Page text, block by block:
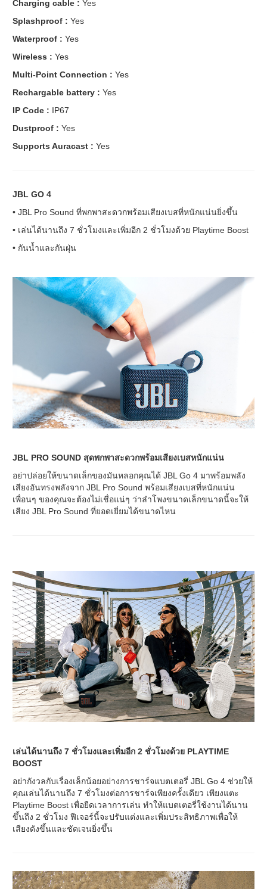
Charging cable : Yes
Splashproof : Yes
Waterproof : Yes
Wireless : Yes
Multi-Point Connection : Yes
Rechargable battery : Yes
IP Code : IP67
Dustproof : Yes
Supports Auracast : Yes
JBL GO 4
• JBL Pro Sound ที่พกพาสะดวกพร้อมเสียงเบสที่หนักแน่นยิ่งขึ้น
• เล่นได้นานถึง 7 ชั่วโมงและเพิ่มอีก 2 ชั่วโมงด้วย Playtime Boost
• กันน้ำและกันฝุ่น
JBL PRO SOUND สุดพกพาสะดวกพร้อมเสียงเบสหนักแน่น
อย่าปล่อยให้ขนาดเล็กของมันหลอกคุณได้ JBL Go 4 มาพร้อมพลัง
เสียงอันทรงพลังจาก JBL Pro Sound พร้อมเสียงเบสที่หนักแน่น
เพื่อนๆ ของคุณจะต้องไม่เชื่อแน่ๆ ว่าลำโพงขนาดเล็กขนาดนี้จะให้
เสียง JBL Pro Sound ที่ยอดเยี่ยมได้ขนาดไหน
เล่นได้นานถึง 7 ชั่วโมงและเพิ่มอีก 2 ชั่วโมงด้วย PLAYTIME
BOOST
อย่ากังวลกับเรื่องเล็กน้อยอย่างการชาร์จแบตเตอรี่ JBL Go 4 ช่วยให้
คุณเล่นได้นานถึง 7 ชั่วโมงต่อการชาร์จเพียงครั้งเดียว เพียงแตะ
Playtime Boost เพื่อยืดเวลาการเล่น ทำให้แบตเตอรี่ใช้งานได้นาน
ขึ้นถึง 2 ชั่วโมง ฟีเจอร์นี้จะปรับแต่งและเพิ่มประสิทธิภาพเพื่อให้
เสียงดังขึ้นและชัดเจนยิ่งขึ้น